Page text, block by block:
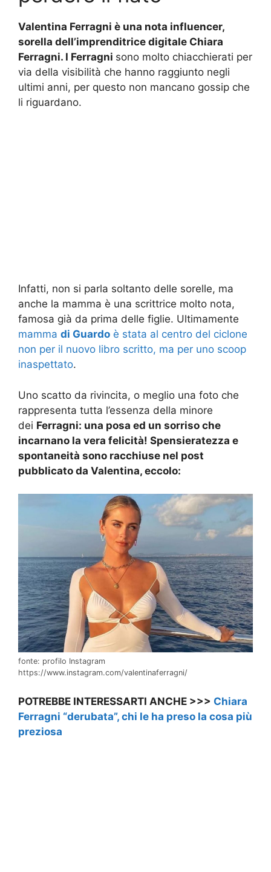
Valentina Ferragni è una nota influencer,
sorella dell’imprenditrice digitale Chiara
Ferragni. I Ferragni sono molto chiacchierati per
via della visibilità che hanno raggiunto negli
ultimi anni, per questo non mancano gossip che
li riguardano.
Infatti, non si parla soltanto delle sorelle, ma
anche la mamma è una scrittrice molto nota,
famosa già da prima delle figlie. Ultimamente
mamma di Guardo è stata al centro del ciclone
non per il nuovo libro scritto, ma per uno scoop
inaspettato.
Uno scatto da rivincita, o meglio una foto che
rappresenta tutta l’essenza della minore
dei Ferragni: una posa ed un sorriso che
incarnano la vera felicità! Spensieratezza e
spontaneità sono racchiuse nel post
pubblicato da Valentina, eccolo:
fonte: profilo Instagram
https://www.instagram.com/valentinaferragni/
POTREBBE INTERESSARTI ANCHE >>> Chiara
Ferragni “derubata”, chi le ha preso la cosa più
preziosa